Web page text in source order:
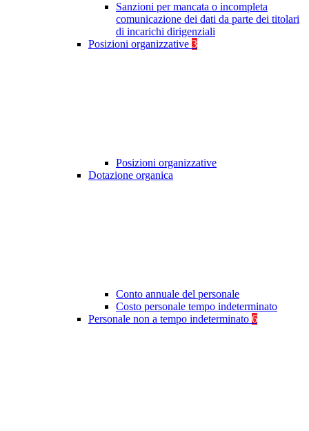
Sanzioni per mancata o incompleta
comunicazione dei dati da parte dei titolari
di incarichi dirigenziali
Posizioni organizzative 3
Posizioni organizzative
Dotazione organica
Conto annuale del personale
Costo personale tempo indeterminato
Personale non a tempo indeterminato 6